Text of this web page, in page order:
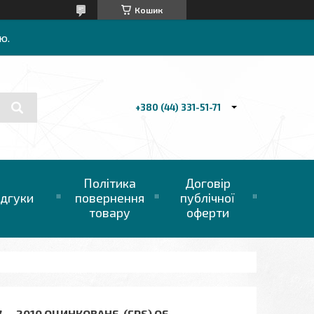
Кошик
+380 (44) 331-51-71
Політика
повернення
товару
Договір
публічної
оферти